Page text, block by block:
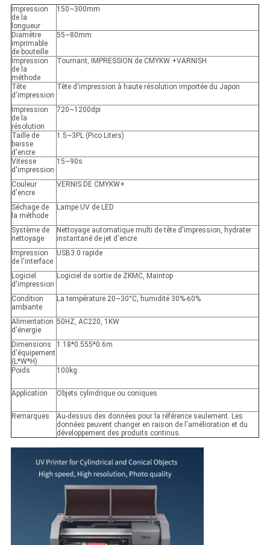
Impression
de la
longueur
150~300mm
Diamètre
imprimable
de bouteille
55~80mm
Impression
de la
méthode
Tournant, IMPRESSION de CMYKW +VARNISH
Tête
d'impression
Tête d'impression à haute résolution importée du Japon
Impression
de la
résolution
720~1200dpi
Taille de
baisse
d'encre
1.5~3PL (Pico Liters)
Vitesse
d'impression
15~90s
Couleur
d'encre
VERNIS DE CMYKW+
Séchage de
la méthode
Lampe UV de LED
Système de
nettoyage
Nettoyage automatique multi de tête d'impression, hydrater
instantané de jet d'encre
Impression
de l'interface
USB3.0 rapide
Logiciel
d'impression
Logiciel de sortie de ZKMC, Maintop
Condition
ambiante
La température 20~30°C, humidité 30%-60%
Alimentation
d'énergie
50HZ, AC220, 1KW
Dimensions
d'équipement
(L*W*H)
1.18*0.555*0.6m
Poids 100kg
Application Objets cylindrique ou coniques
Remarques
Au-dessus des données pour la référence seulement. Les
données peuvent changer en raison de l'amélioration et du
développement des produits continus.